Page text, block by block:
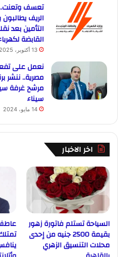
تعسف
الريف
التأمين بعد
القابضة
13 أكتوبر، 2025
نعمل على
مصرية.. ننشر
مرشح غرفة
سيناء
14 مايو، 2024
اخر الاخبار
السياحة تستلم فاتورة زهور
بقيمة 2500 جنيه من إحدى
محلات التنسيق الزهري